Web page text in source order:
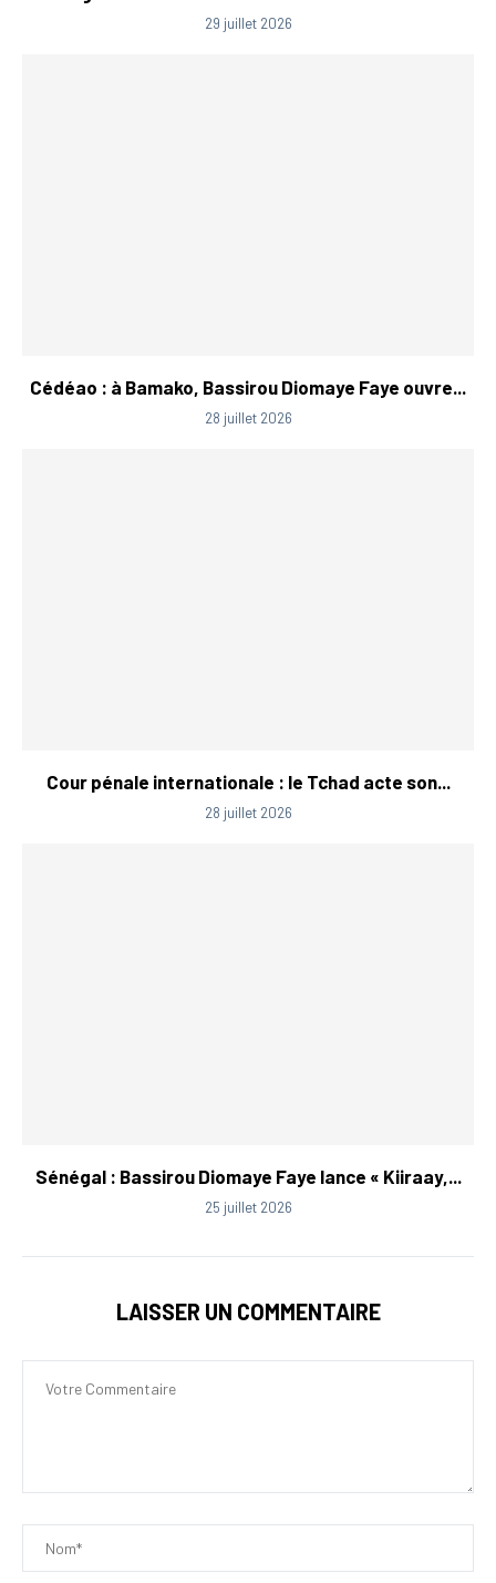
29 juillet 2026
Cédéao : à Bamako, Bassirou Diomaye Faye ouvre...
28 juillet 2026
Cour pénale internationale : le Tchad acte son...
28 juillet 2026
Sénégal : Bassirou Diomaye Faye lance « Kiiraay,...
25 juillet 2026
LAISSER UN COMMENTAIRE